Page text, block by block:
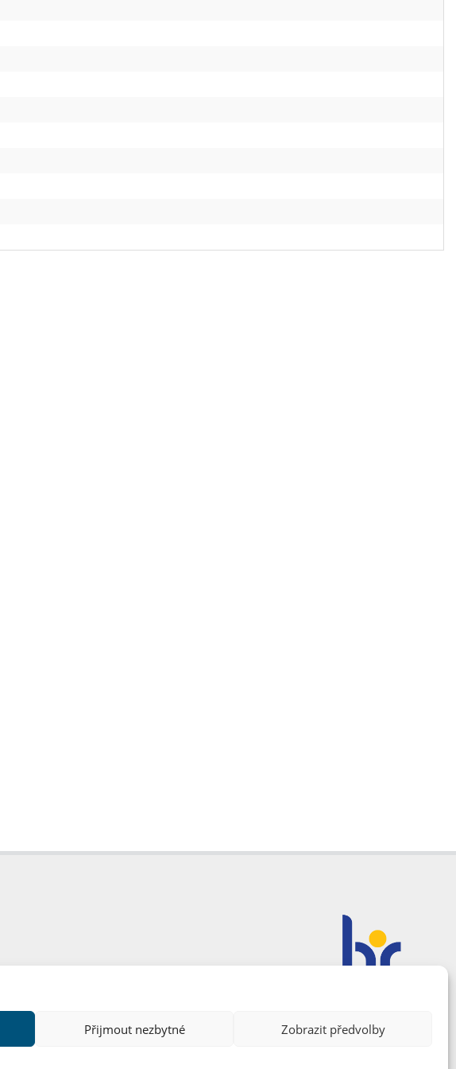
Přijmout nezbytné Zobrazit předvolby